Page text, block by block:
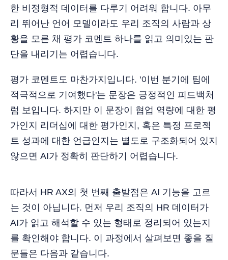
한 비정형적 데이터를 다루기 어려워 합니다. 아무
리 뛰어난 언어 모델이라도 우리 조직의 사람과 상
황을 모른 채 평가 코멘트 하나를 읽고 의미있는 판
단을 내리기는 어렵습니다.
평가 코멘트도 마찬가지입니다. '이번 분기에 팀에
적극적으로 기여했다'는 문장은 긍정적인 피드백처
럼 보입니다. 하지만 이 문장이 협업 역량에 대한 평
가인지 리더십에 대한 평가인지, 혹은 특정 프로젝
트 성과에 대한 언급인지는 별도로 구조화되어 있지
않으면 AI가 정확히 판단하기 어렵습니다.
따라서 HR AX의 첫 번째 출발점은 AI 기능을 고르
는 것이 아닙니다. 먼저 우리 조직의 HR 데이터가
AI가 읽고 해석할 수 있는 형태로 정리되어 있는지
를 확인해야 합니다. 이 과정에서 살펴보면 좋을 질
문들은 다음과 같습니다.